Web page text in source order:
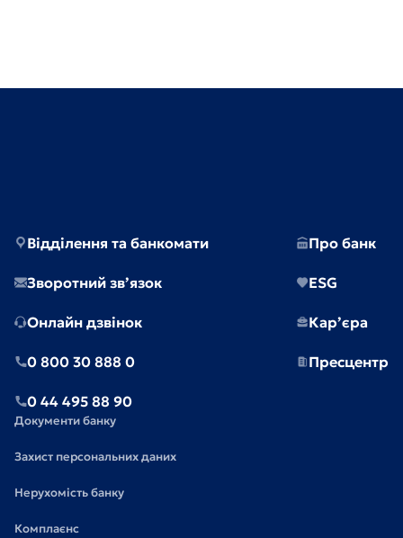
Відділення та банкомати
Зворотний зв’язок
Онлайн дзвінок
0 800 30 888 0
0 44 495 88 90
Про банк
ESG
Кар’єра
Пресцентр
Документи банку
Захист персональних даних
Нерухомість банку
Комплаєнс